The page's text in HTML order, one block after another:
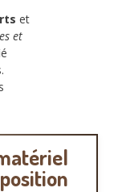
et
et